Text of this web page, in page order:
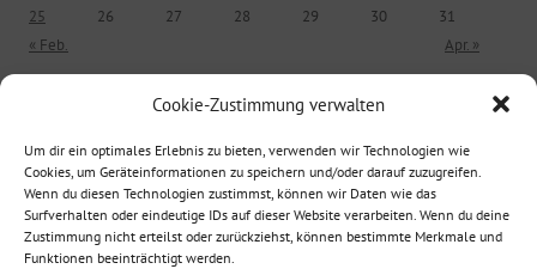
Cookie-Zustimmung verwalten
Um dir ein optimales Erlebnis zu bieten, verwenden wir Technologien wie
Cookies, um Geräteinformationen zu speichern und/oder darauf zuzugreifen.
Wenn du diesen Technologien zustimmst, können wir Daten wie das
Surfverhalten oder eindeutige IDs auf dieser Website verarbeiten. Wenn du deine
Zustimmung nicht erteilst oder zurückziehst, können bestimmte Merkmale und
Funktionen beeinträchtigt werden.
25
26 27 28 29 30
31
« Feb.
Apr. »
Ältere Beiträge